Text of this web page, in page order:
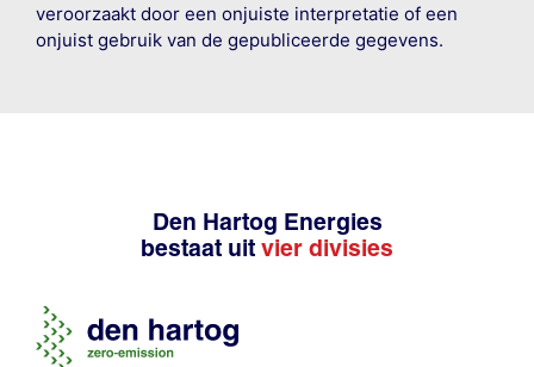
veroorzaakt door een onjuiste interpretatie of een
onjuist gebruik van de gepubliceerde gegevens.
Den Hartog Energies
bestaat uit vier divisies